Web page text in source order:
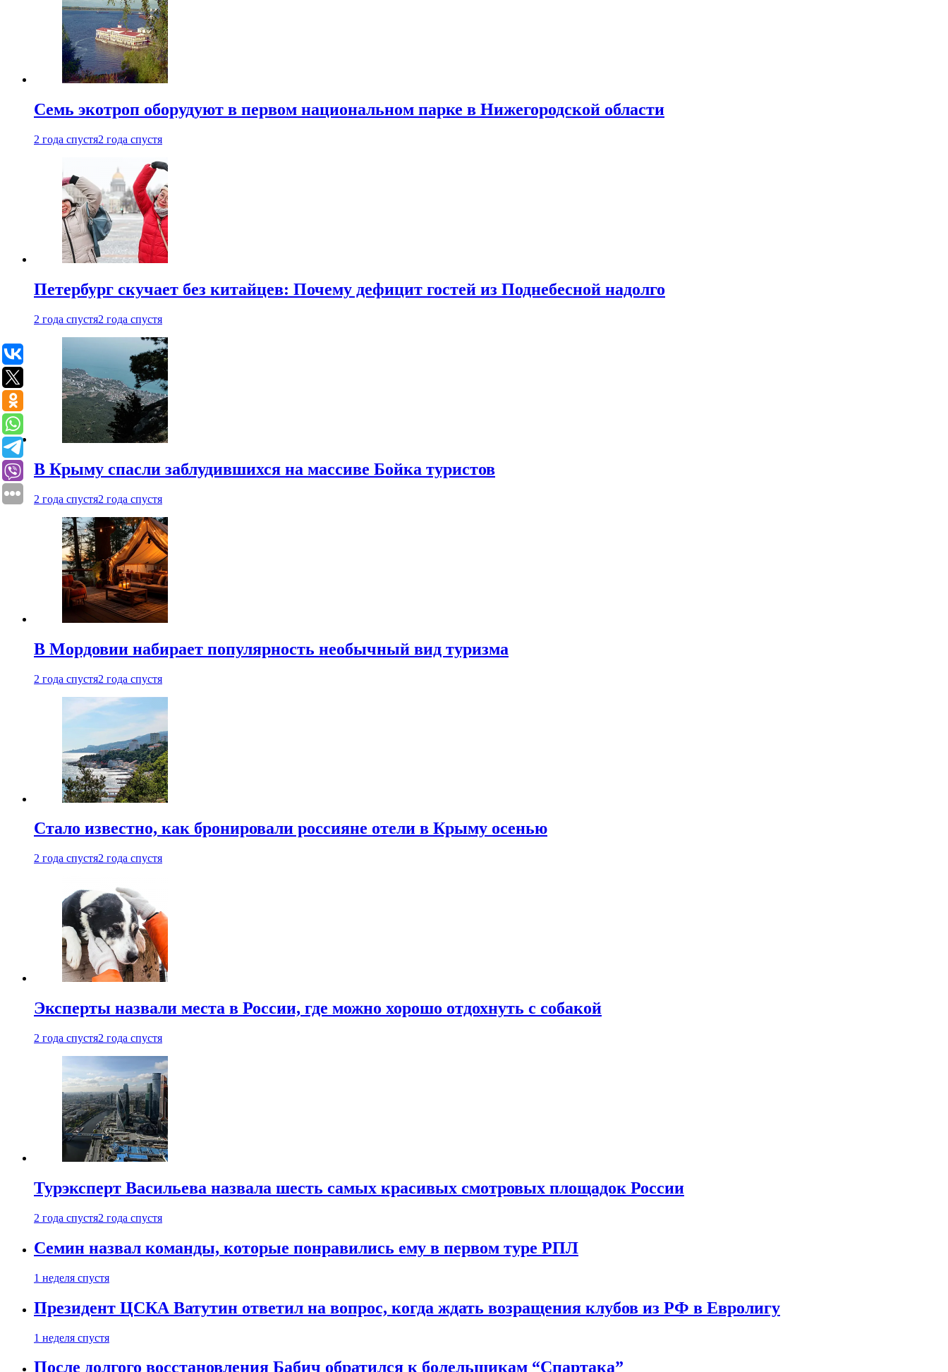
Семь экотроп оборудуют в первом национальном парке в Нижегородской области
2 года спустя2 года спустя
Петербург скучает без китайцев: Почему дефицит гостей из Поднебесной надолго
2 года спустя2 года спустя
В Крыму спасли заблудившихся на массиве Бойка туристов
2 года спустя2 года спустя
В Мордовии набирает популярность необычный вид туризма
2 года спустя2 года спустя
Стало известно, как бронировали россияне отели в Крыму осенью
2 года спустя2 года спустя
Эксперты назвали места в России, где можно хорошо отдохнуть с собакой
2 года спустя2 года спустя
Турэксперт Васильева назвала шесть самых красивых смотровых площадок России
2 года спустя2 года спустя
Семин назвал команды, которые понравились ему в первом туре РПЛ
1 неделя спустя
Президент ЦСКА Ватутин ответил на вопрос, когда ждать возращения клубов из РФ в Евролигу
1 неделя спустя
После долгого восстановления Бабич обратился к болельщикам “Спартака”